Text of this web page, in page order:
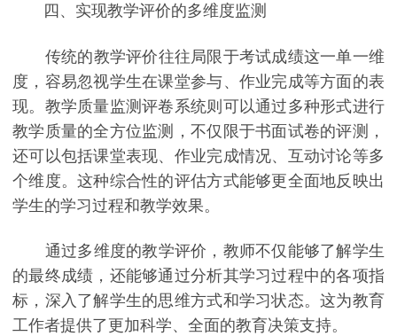
四、实现教学评价的多维度监测
传统的教学评价往往局限于考试成绩这一单一维
度，容易忽视学生在课堂参与、作业完成等方面的表
现。教学质量监测评卷系统则可以通过多种形式进行
教学质量的全方位监测，不仅限于书面试卷的评测，
还可以包括课堂表现、作业完成情况、互动讨论等多
个维度。这种综合性的评估方式能够更全面地反映出
学生的学习过程和教学效果。
通过多维度的教学评价，教师不仅能够了解学生
的最终成绩，还能够通过分析其学习过程中的各项指
标，深入了解学生的思维方式和学习状态。这为教育
工作者提供了更加科学、全面的教育决策支持。